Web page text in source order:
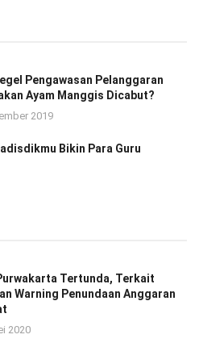
Pengawasan Pelanggaran
Ayam Manggis Dicabut?
2019
Bikin Para Guru
Tertunda, Terkait
Warning Penundaan Anggaran
2020